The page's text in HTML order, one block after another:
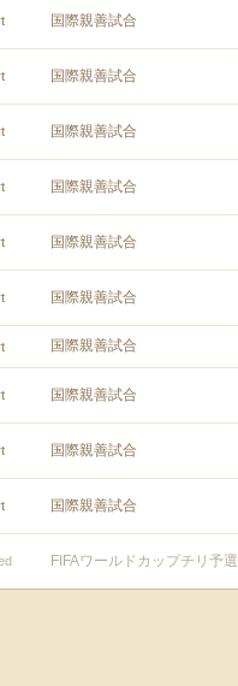
国際親善試合
国際親善試合
国際親善試合
国際親善試合
国際親善試合
国際親善試合
国際親善試合
国際親善試合
国際親善試合
国際親善試合
FIFAワールドカップチリ予選